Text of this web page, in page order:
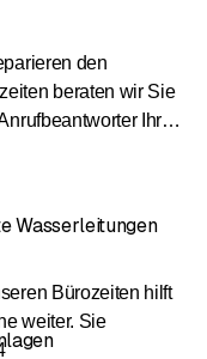
den
beraten wir Sie
Ihr
Wasserleitungen
Bürozeiten hilft
weiter. Sie